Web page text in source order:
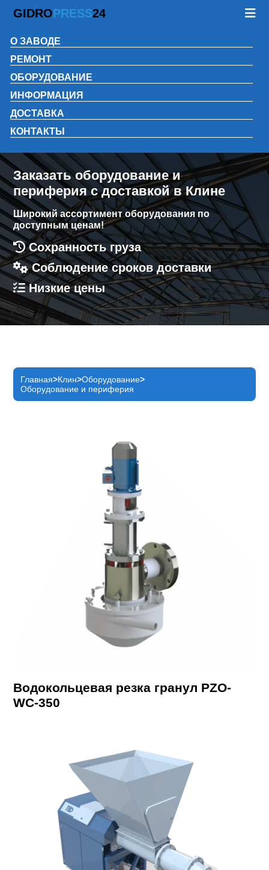
GIDROPRESS24
О ЗАВОДЕ
РЕМОНТ
ОБОРУДОВАНИЕ
ИНФОРМАЦИЯ
ДОСТАВКА
КОНТАКТЫ
Заказать оборудование и
периферия с доставкой в Клине
Широкий ассортимент оборудования по
доступным ценам!
Сохранность груза
Соблюдение сроков доставки
Низкие цены
Главная Клин Оборудование
Оборудование и периферия
Водокольцевая резка гранул PZO-
WC-350